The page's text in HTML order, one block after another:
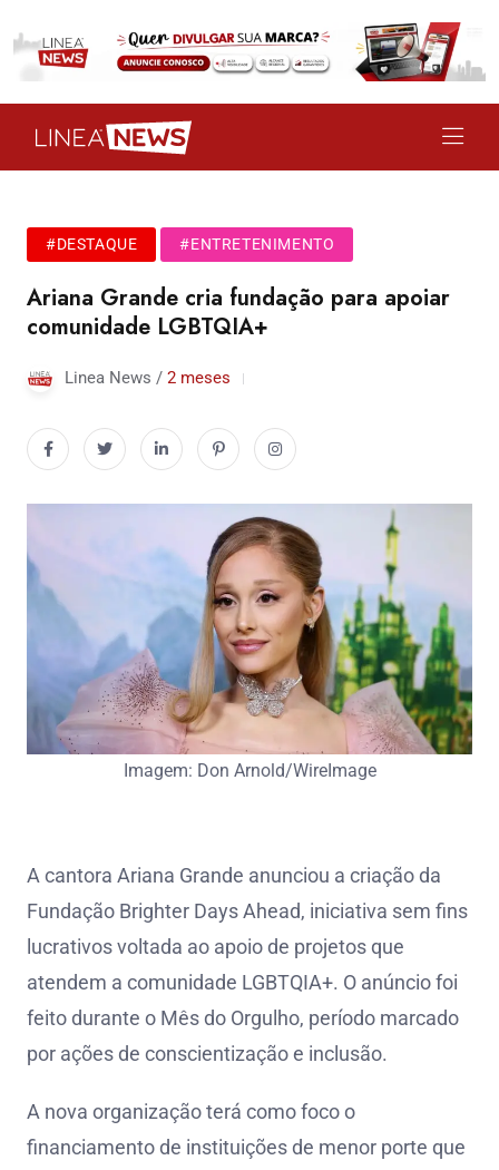
#DESTAQUE #ENTRETENIMENTO
Ariana Grande cria fundação para apoiar
comunidade LGBTQIA+
Linea News / 2 meses
Imagem: Don Arnold/WireImage
A cantora Ariana Grande anunciou a criação da
Fundação Brighter Days Ahead, iniciativa sem fins
lucrativos voltada ao apoio de projetos que
atendem a comunidade LGBTQIA+. O anúncio foi
feito durante o Mês do Orgulho, período marcado
por ações de conscientização e inclusão.
A nova organização terá como foco o
financiamento de instituições de menor porte que